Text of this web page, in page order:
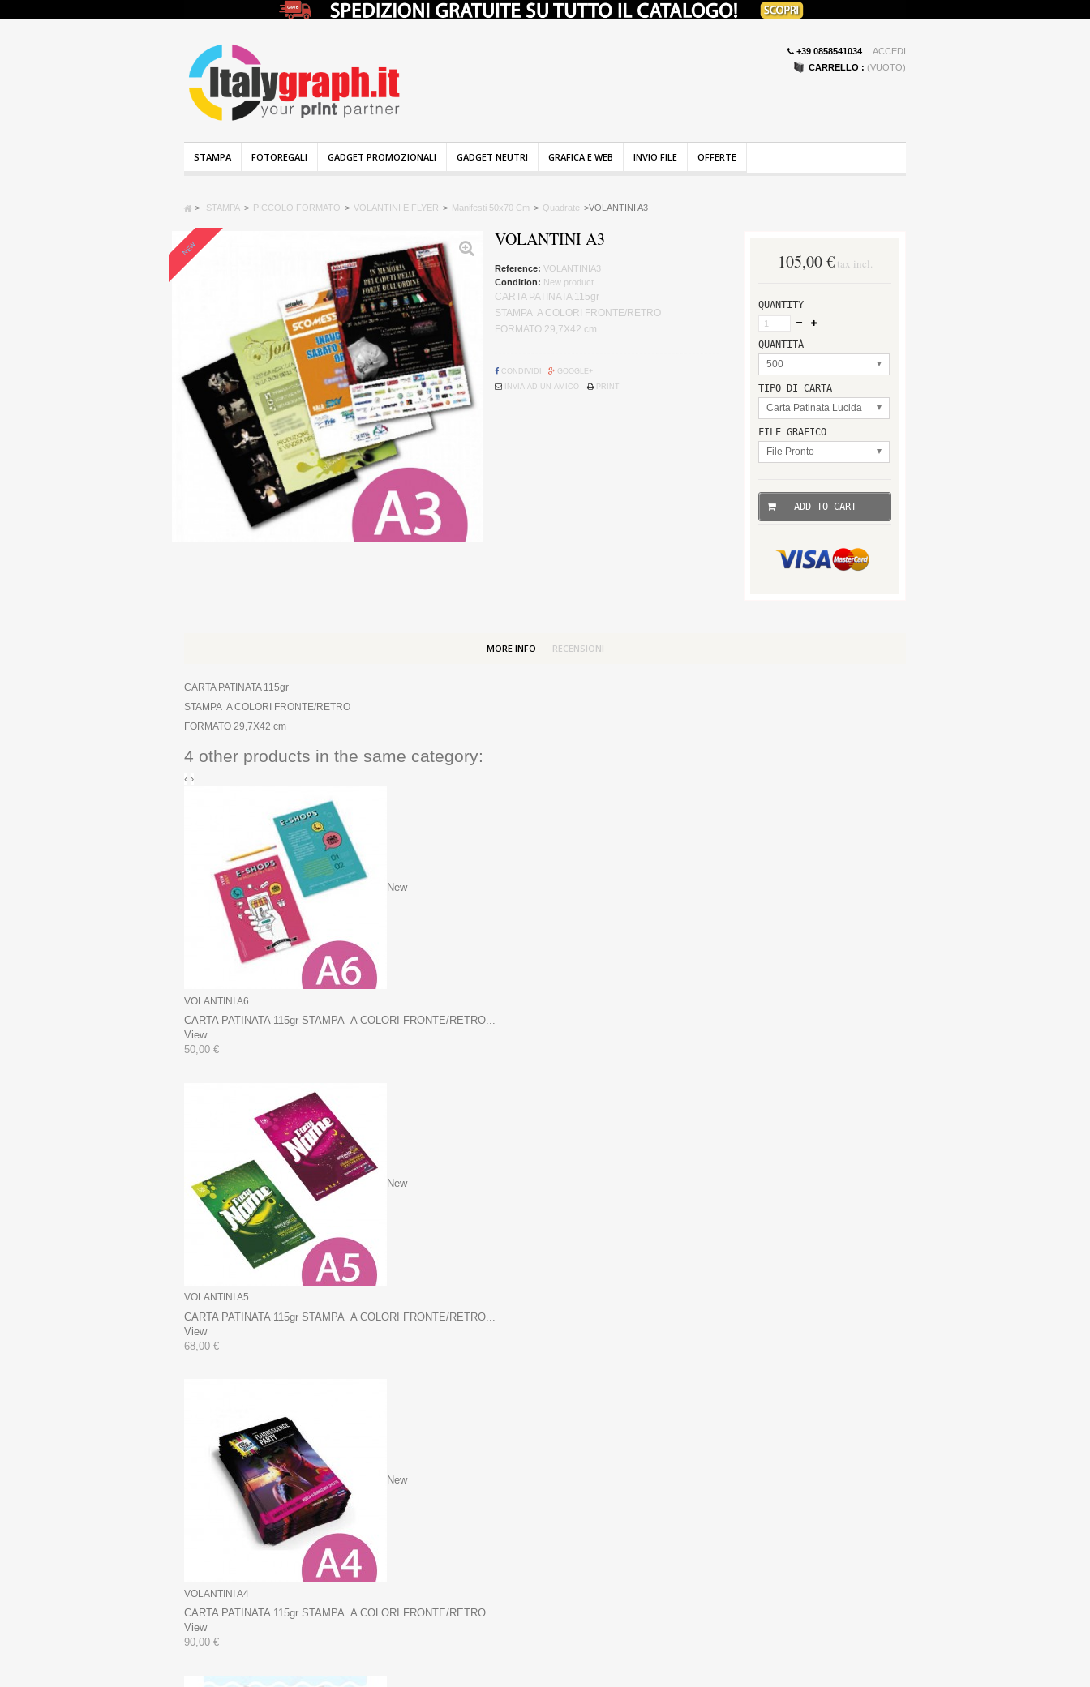
ACCEDI
+39 0858541034
CARRELLO : (VUOTO)
STAMPA FOTOREGALI GADGET PROMOZIONALI GADGET NEUTRI GRAFICA E WEB INVIO FILE OFFERTE
> STAMPA > PICCOLO FORMATO > VOLANTINI E FLYER > Manifesti 50x70 Cm > Quadrate >VOLANTINI A3
NEW VOLANTINI A3
Reference: VOLANTINIA3
Condition: New product
CARTA PATINATA 115gr
STAMPA A COLORI FRONTE/RETRO
FORMATO 29,7X42 cm
CONDIVIDI
GOOGLE+
INVIA AD UN AMICO
PRINT
105,00 €tax incl.
QUANTITY
QUANTITÀ
500
TIPO DI CARTA
Carta Patinata Lucida
FILE GRAFICO
File Pronto
ADD TO CART
MORE INFO RECENSIONI
CARTA PATINATA 115gr
STAMPA A COLORI FRONTE/RETRO
FORMATO 29,7X42 cm
4 other products in the same category:
‹ ›
New
VOLANTINI A6
CARTA PATINATA 115gr STAMPA A COLORI FRONTE/RETRO...
View
50,00 €
New
VOLANTINI A5
CARTA PATINATA 115gr STAMPA A COLORI FRONTE/RETRO...
View
68,00 €
New
VOLANTINI A4
CARTA PATINATA 115gr STAMPA A COLORI FRONTE/RETRO...
View
90,00 €